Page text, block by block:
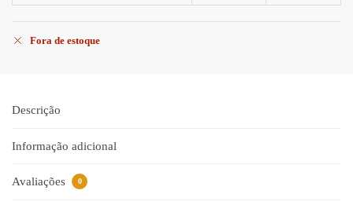
Fora de estoque
Descrição
Informação adicional
Avaliações 0